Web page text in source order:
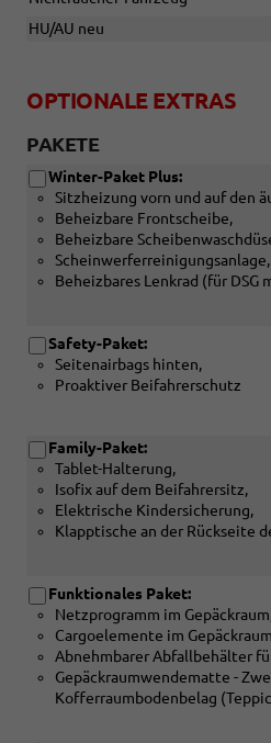
HU/AU neu
OPTIONALE EXTRAS
PAKETE
Winter-Paket Plus:
Sitzheizung vorn und auf den
Beheizbare Frontscheibe,
Beheizbare
Scheinwerferreinigungsanlage,
Beheizbares Lenkrad (für DSG
Safety-Paket:
Seitenairbags hinten,
Proaktiver Beifahrerschutz
Family-Paket:
Tablet-Halterung,
Isofix auf dem Beifahrersitz,
Elektrische Kindersicherung,
Klapptische an der Rückseite
Funktionales Paket:
Netzprogramm im
Cargoelemente im
Abnehmbarer Abfallbehälter
Gepäckraumwendematte -
Kofferraumbodenbelag